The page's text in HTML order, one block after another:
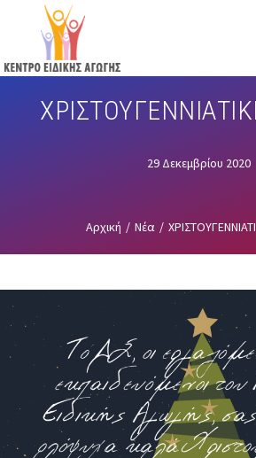
content
29 Δεκεμβρίου 2020
Αρχική / Νέα /